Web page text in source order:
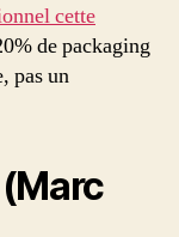
cette
de packaging
pas un